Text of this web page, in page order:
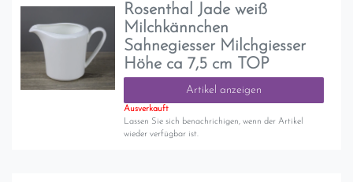
Rosenthal Jade weiß
Milchkännchen
Sahnegiesser Milchgiesser
Höhe ca 7,5 cm TOP
Artikel anzeigen
Ausverkauft
Lassen Sie sich benachrichigen, wenn der Artikel
wieder verfügbar ist.